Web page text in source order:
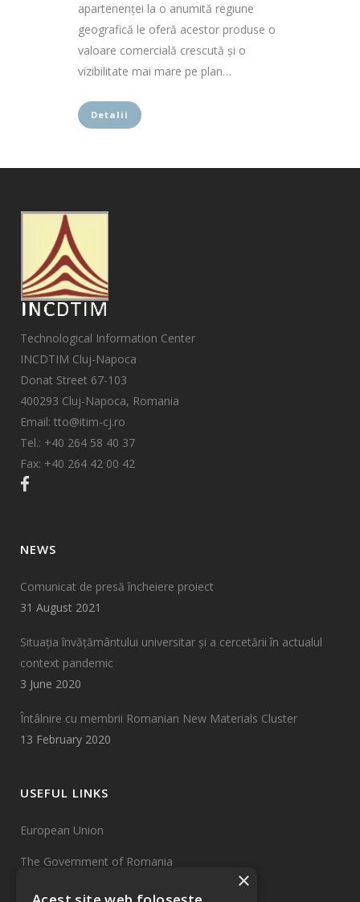
apartenenței la o anumită regiune
geografică le oferă acestor produse o
valoare comercială crescută și o
vizibilitate mai mare pe plan…
Detalii
Technological Information Center
INCDTIM Cluj-Napoca
Donat Street 67-103
400293 Cluj-Napoca, Romania
Email: tto@itim-cj.ro
Tel.: +40 264 58 40 37
Fax: +40 264 42 00 42
NEWS
Comunicat de presă încheiere proiect
31 August 2021
Situația învățământului universitar și a cercetării în actualul
context pandemic
3 June 2020
Întâlnire cu membrii Romanian New Materials Cluster
13 February 2020
USEFUL LINKS
European Union
The Government of Romania
EU Funds ×